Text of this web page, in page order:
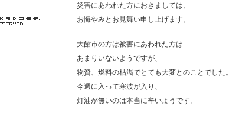
災害にあわれた方におきましては、
お悔やみとお見舞い申し上げます。
大館市の方は被害にあわれた方は
あまりいないようですが、
物資、燃料の枯渇でとても大変とのことでした。
今週に入って寒波が入り、
灯油が無いのは本当に辛いようです。